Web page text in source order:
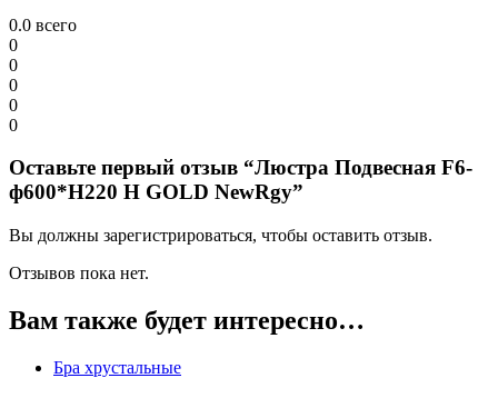
0.0 всего
0
0
0
0
0
Оставьте первый отзыв “Люстра Подвесная F6-
ф600*H220 H GOLD NewRgy”
Вы должны зарегистрироваться, чтобы оставить отзыв.
Отзывов пока нет.
Вам также будет интересно…
Бра хрустальные